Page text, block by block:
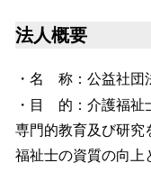
法人概要
・名 称：公益社団
・目 的：介護福祉
専門的教育及び研究
福祉士の資質の向上